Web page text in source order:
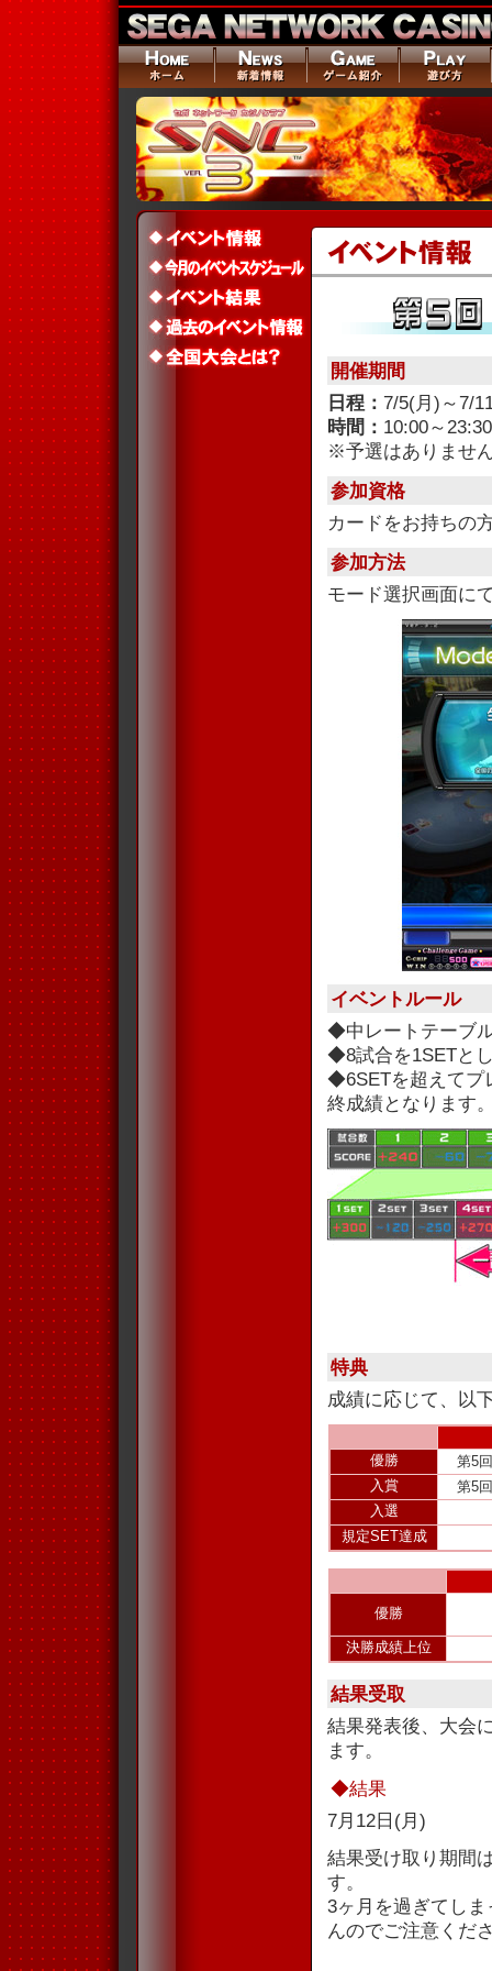
開催期間
日程： 7/5(月)～7/
時間： 10:00～23:30
※予選はありませ
参加資格
カードをお持ちの
参加方法
モード選択画面に
イベントルール
◆中レートテーブ
◆8試合を1SETと
◆6SETを超えてプ
終成績となります
特典
成績に応じて、以
優勝
第5
入賞
第5
入選
規定SET達成
優勝
決勝成績上位
結果受取
結果発表後、大会
ます。
◆結果
7月12日(月)
結果受け取り期間
す。
3ヶ月を過ぎてし
んのでご注意くだ